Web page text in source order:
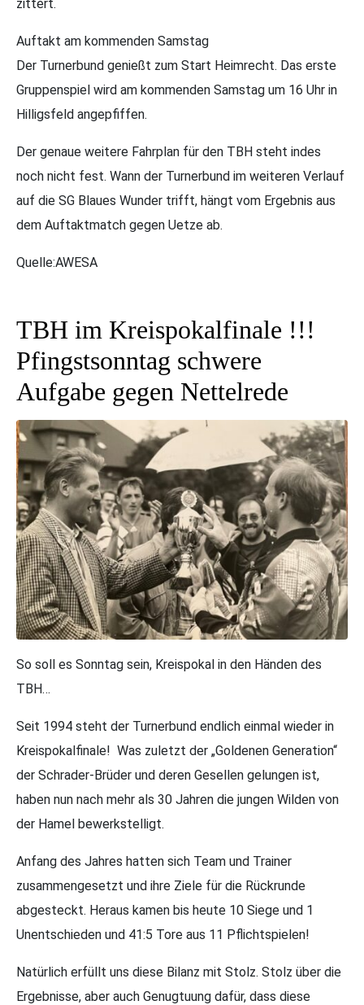
zittert.
Auftakt am kommenden Samstag
Der Turnerbund genießt zum Start Heimrecht. Das erste
Gruppenspiel wird am kommenden Samstag um 16 Uhr in
Hilligsfeld angepfiffen.
Der genaue weitere Fahrplan für den TBH steht indes
noch nicht fest. Wann der Turnerbund im weiteren Verlauf
auf die SG Blaues Wunder trifft, hängt vom Ergebnis aus
dem Auftaktmatch gegen Uetze ab.
Quelle:AWESA
TBH im Kreispokalfinale !!!
Pfingstsonntag schwere
Aufgabe gegen Nettelrede
So soll es Sonntag sein, Kreispokal in den Händen des
TBH…
Seit 1994 steht der Turnerbund endlich einmal wieder in
Kreispokalfinale! Was zuletzt der „Goldenen Generation“
der Schrader-Brüder und deren Gesellen gelungen ist,
haben nun nach mehr als 30 Jahren die jungen Wilden von
der Hamel bewerkstelligt.
Anfang des Jahres hatten sich Team und Trainer
zusammengesetzt und ihre Ziele für die Rückrunde
abgesteckt. Heraus kamen bis heute 10 Siege und 1
Unentschieden und 41:5 Tore aus 11 Pflichtspielen!
Natürlich erfüllt uns diese Bilanz mit Stolz. Stolz über die
Ergebnisse, aber auch Genugtuung dafür, dass diese